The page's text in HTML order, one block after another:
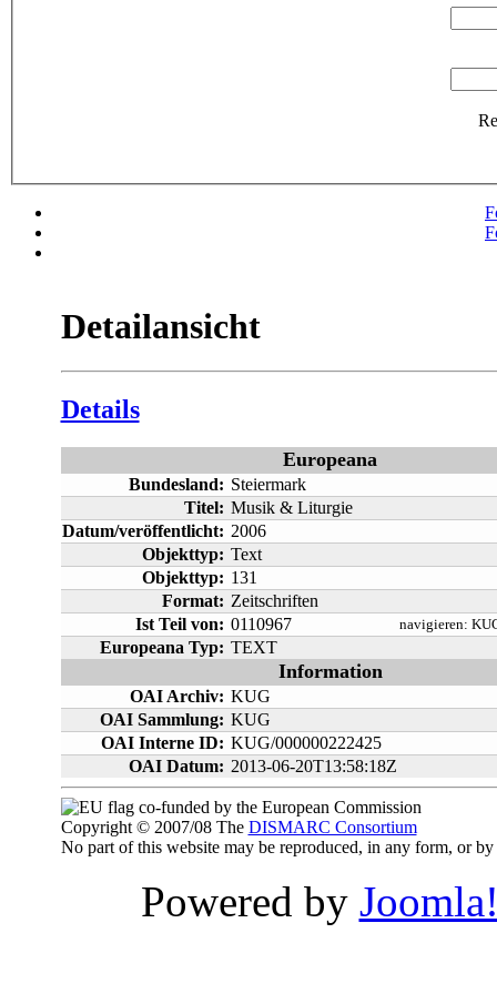
Detailansicht
Details
Europeana
Bundesland: Steiermark
Titel: Musik & Liturgie
Datum/veröffentlicht: 2006
Objekttyp: Text
Objekttyp: 131
Format: Zeitschriften
Ist Teil von: 0110967 navigieren:
Europeana Typ: TEXT
Information
OAI Archiv: KUG
OAI Sammlung: KUG
OAI Interne ID: KUG/000000222425
OAI Datum: 2013-06-20T13:58:18Z
co-funded by the European Commission
Copyright © 2007/08 The DISMARC Consortium
No part of this website may be reproduced, in any form, or
Powered by